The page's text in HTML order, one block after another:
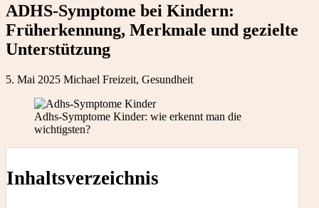
ADHS-Symptome bei Kindern:
Früherkennung, Merkmale und gezielte
Unterstützung
5. Mai 2025 Michael Freizeit, Gesundheit
Adhs-Symptome Kinder: wie erkennt man die
wichtigsten?
Inhaltsverzeichnis